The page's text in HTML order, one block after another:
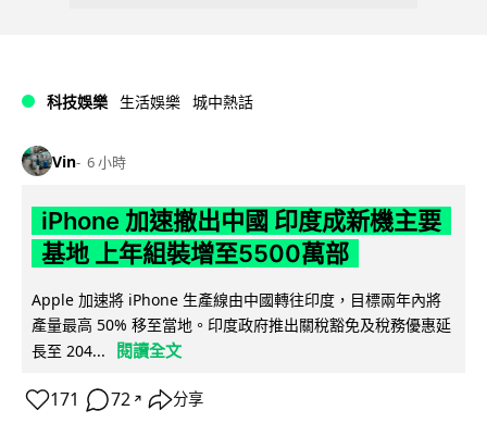
科技娛樂 生活娛樂 城中熱話
Vin 6 小時
iPhone 加速撤出中國 印度成新機主要
基地 上年組裝增至5500萬部
Apple 加速將 iPhone 生產線由中國轉往印度，目標兩年內將
產量最高 50% 移至當地。印度政府推出關稅豁免及稅務優惠延
長至 204...
閱讀全文
171 72 ↗ 分享